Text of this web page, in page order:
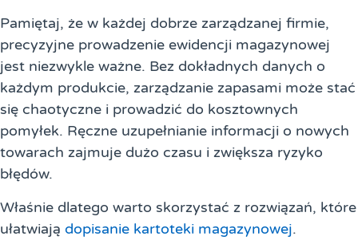
Pamiętaj, że w każdej dobrze zarządzanej firmie,
precyzyjne prowadzenie ewidencji magazynowej
jest niezwykle ważne. Bez dokładnych danych o
każdym produkcie, zarządzanie zapasami może stać
się chaotyczne i prowadzić do kosztownych
pomyłek. Ręczne uzupełnianie informacji o nowych
towarach zajmuje dużo czasu i zwiększa ryzyko
błędów.
Właśnie dlatego warto skorzystać z rozwiązań, które
ułatwiają dopisanie kartoteki magazynowej.